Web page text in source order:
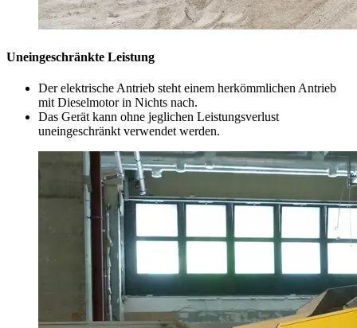
Uneingeschränkte Leistung
Der elektrische Antrieb steht einem herkömmlichen Antrieb
mit Dieselmotor in Nichts nach.
Das Gerät kann ohne jeglichen Leistungsverlust
uneingeschränkt verwendet werden.